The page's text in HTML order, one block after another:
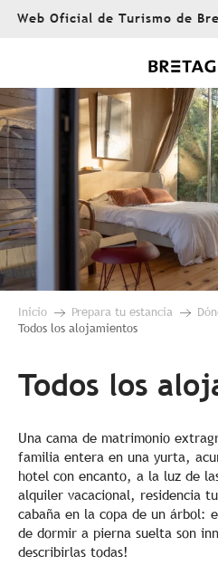
AllerWeb Oficial de Turismo de
Inicio Prepara tu estancia
Todos los alojamientos
Todos los
Una cama de matrimonio
familia entera en una yurta,
hotel con encanto, a la luz de
alquiler vacacional, residencia
cabaña en la copa de un árbol:
de dormir a pierna suelta son
describirlas todas!